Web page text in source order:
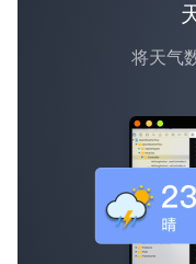
将天气